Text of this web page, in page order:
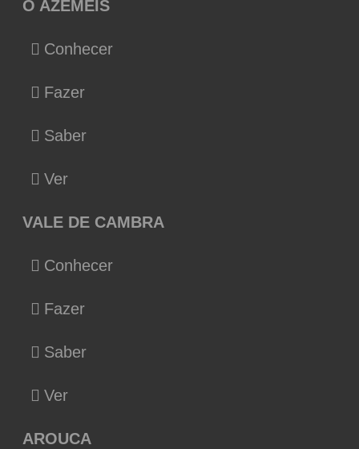
O AZEMÉIS
Conhecer
Fazer
Saber
Ver
VALE DE CAMBRA
Conhecer
Fazer
Saber
Ver
AROUCA